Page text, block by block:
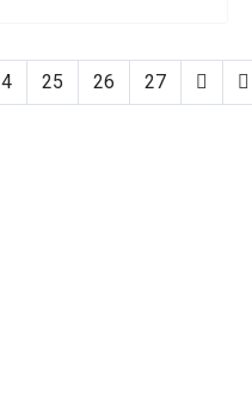
25 26 27